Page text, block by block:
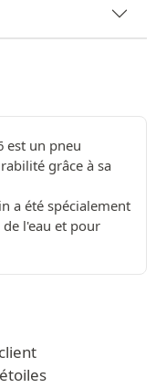
est un pneu
grâce à sa
a été spécialement
l'eau et pour